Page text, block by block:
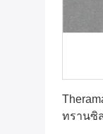
ทรานซิส